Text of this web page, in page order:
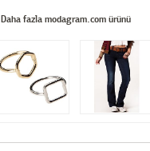
Daha fazla modagram.com ürünü